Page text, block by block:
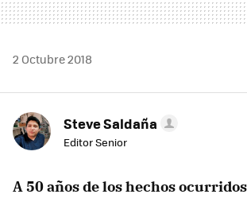
2 Octubre 2018
Steve Saldaña
Editor Senior
A 50 años de los hechos